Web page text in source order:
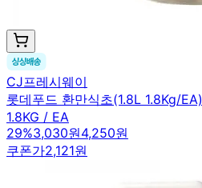
CJ프레시웨이
롯데푸드 환만식초(1.8L 1.8Kg/EA)
1.8KG / EA
29%3,030원4,250원
쿠폰가2,121원